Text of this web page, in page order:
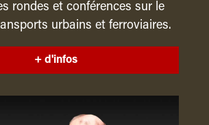
rondes et conférences sur le
urbains et ferroviaires.
+ d'infos